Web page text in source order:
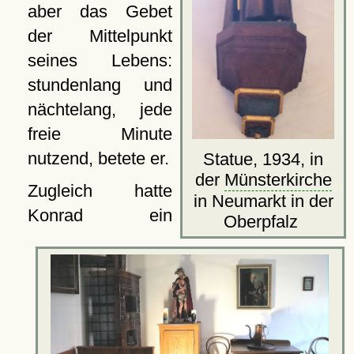
Statue, 1934, in
der Münsterkirche
in Neumarkt in der
Oberpfalz
aber das Gebet
der Mittelpunkt
seines Lebens:
stundenlang und
nächtelang, jede
freie Minute
nutzend, betete er.
Zugleich hatte
Konrad ein